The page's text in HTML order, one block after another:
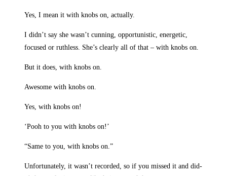
Yes, I mean it with knobs on, actually.
I didn’t say she wasn’t cun­ning, oppor­tu­ni­stic, ener­ge­tic,
focu­sed or ruthl­ess. She’s cle­ar­ly all of that – with knobs on.
But it does, with knobs on.
Awe­so­me with knobs on.
Yes, with knobs on!
‘Pooh to you with knobs on!’
“Same to you, with knobs on.”
Unfort­u­na­te­ly, it was­n’t recor­ded, so if you missed it and did­